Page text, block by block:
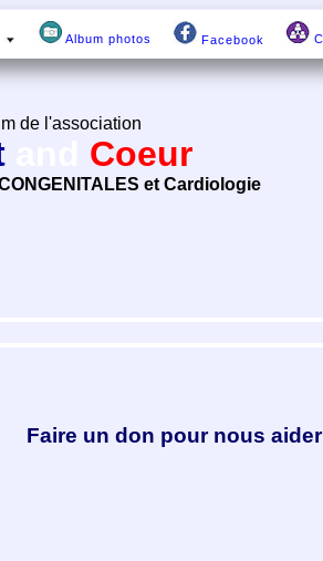
Album photos Facebook
de l'association
Coeur
et Cardiologie
Faire un don pour nous aider